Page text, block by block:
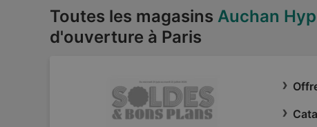
Toutes les magasins Auchan
d'ouverture à Paris